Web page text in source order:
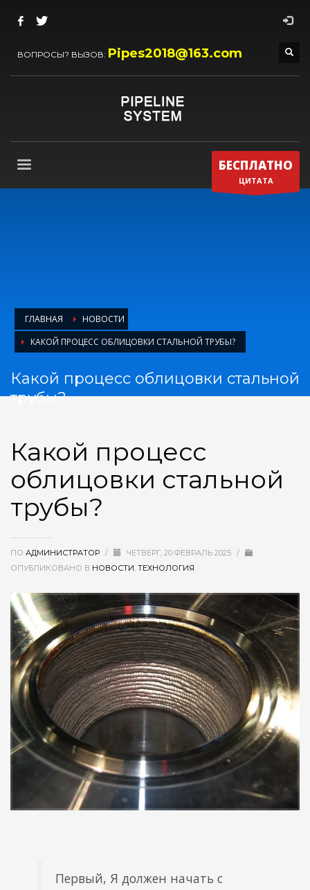
ВОПРОСЫ? ВЫЗОВ: Pipes2018@163.com
БЕСПЛАТНО
ЦИТАТА
ГЛАВНАЯ
НОВОСТИ
КАКОЙ ПРОЦЕСС ОБЛИЦОВКИ СТАЛЬНОЙ ТРУБЫ?
Какой процесс облицовки стальной
трубы?
Какой процесс
облицовки стальной
трубы?
ПО АДМИНИСТРАТОР / ЧЕТВЕРГ, 20 ФЕВРАЛЬ 2025 /
ОПУБЛИКОВАНО В НОВОСТИ, ТЕХНОЛОГИЯ
Первый, Я должен начать с